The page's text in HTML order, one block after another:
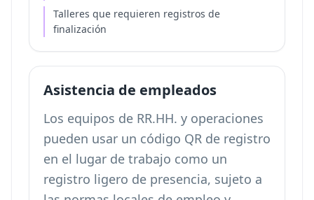
Talleres que requieren registros de
finalización
Asistencia de empleados
Los equipos de RR.HH. y operaciones
pueden usar un código QR de registro
en el lugar de trabajo como un
registro ligero de presencia, sujeto a